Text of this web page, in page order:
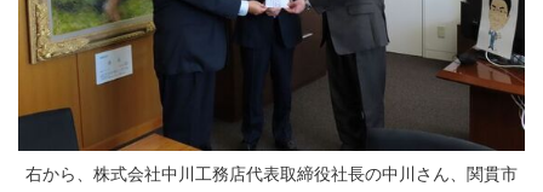
右から、株式会社中川工務店代表取締役社長の中川さん、関貫市